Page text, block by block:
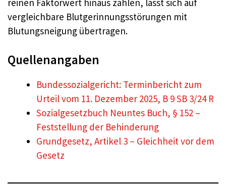
vergleichbare Blutgerinnungsstörungen mit
Blutungsneigung übertragen.
Quellenangaben
Bundessozialgericht: Terminbericht zum
Urteil vom 11. Dezember 2025, B 9 SB 3/24 R
Sozialgesetzbuch Neuntes Buch, § 152 –
Feststellung der Behinderung
Grundgesetz, Artikel 3 – Gleichheit vor dem
Gesetz